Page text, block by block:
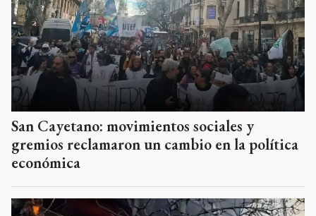
San Cayetano: movimientos sociales y
gremios reclamaron un cambio en la política
económica